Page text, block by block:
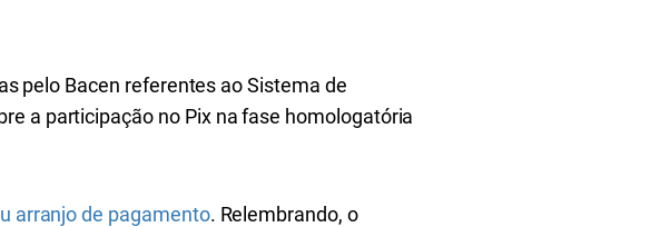
pelo Bacen referentes ao Sistema de
a participação no Pix na fase homologatória
arranjo de pagamento. Relembrando, o